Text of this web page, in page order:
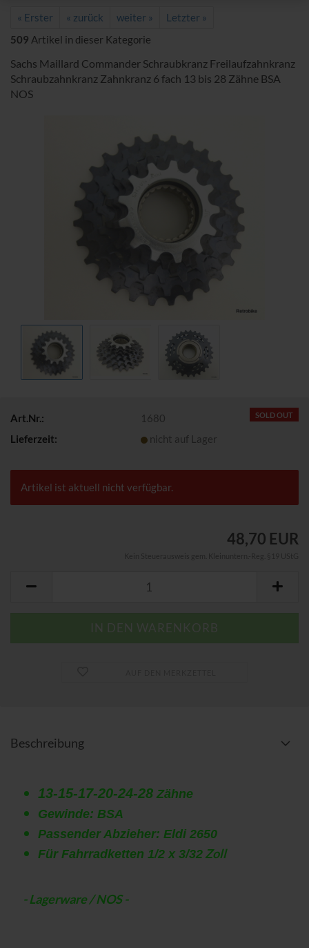
« Erster « zurück weiter »
Letzter »
509 Artikel in dieser Kategorie
Sachs Maillard Commander Schraubkranz Freilaufzahnkranz
Schraubzahnkranz Zahnkranz 6 fach 13 bis 28 Zähne BSA
NOS
SOLD OUT
Art.Nr.:
1680
Lieferzeit:
nicht auf Lager
Artikel ist aktuell nicht verfügbar.
48,70 EUR
Beschreibung
13-15-17-20-24-28 Zähne
Gewinde: BSA
Passender Abzieher: Eldi 2650
Für Fahrradketten 1/2 x 3/32 Zoll
- Lagerware / NOS -